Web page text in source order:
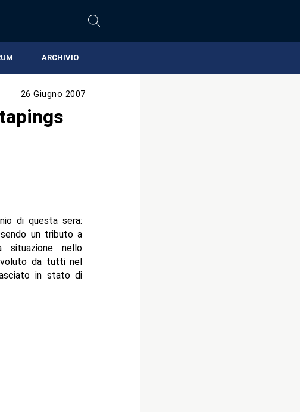
ARCHIVIO
26 Giugno 2007
di questa sera:
un tributo a
situazione nello
da tutti nel
in stato di